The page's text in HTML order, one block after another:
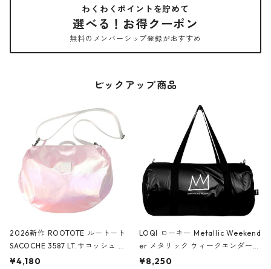
わくわくポイントを貯めて
選べる！お得クーポン
無料のメンバーシップ登録がおすすめ
ピックアップ商品
2026新作 ROOTOTE ルートート
SACOCHE 3587 LT.サコッシュ.ル
ミエ-B ショルダーバッグ グロスピ
¥4,180
LOQI ローキー Metallic Weekend
er メタリック ウィークエンダー
ボストンバッグ ショルダーバッグ
¥8,250